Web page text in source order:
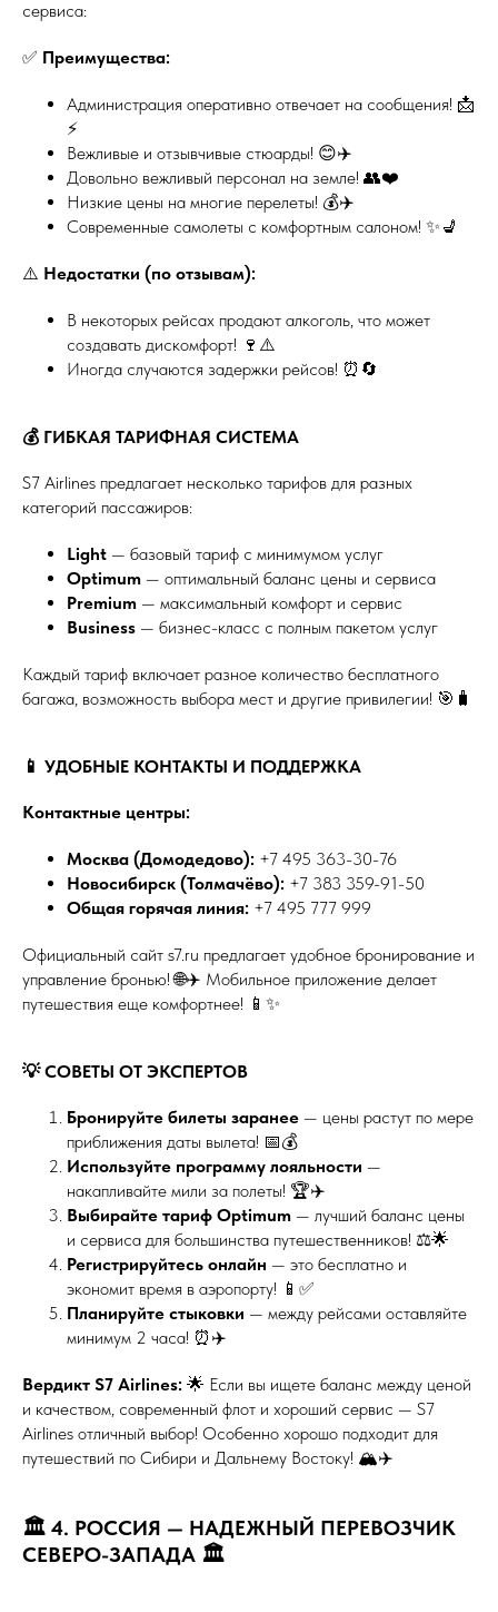
сервиса:
✅ Преимущества:
Администрация оперативно отвечает на сообщения! 📩
⚡
Вежливые и отзывчивые стюарды! 😊✈️
Довольно вежливый персонал на земле! 👥❤️
Низкие цены на многие перелеты! 💰✈️
Современные самолеты с комфортным салоном! ✨💺
⚠️ Недостатки (по отзывам):
В некоторых рейсах продают алкоголь, что может
создавать дискомфорт! 🍷⚠️
Иногда случаются задержки рейсов! ⏰🔄
💰 ГИБКАЯ ТАРИФНАЯ СИСТЕМА
S7 Airlines предлагает несколько тарифов для разных
категорий пассажиров:
Light — базовый тариф с минимумом услуг
Optimum — оптимальный баланс цены и сервиса
Premium — максимальный комфорт и сервис
Business — бизнес-класс с полным пакетом услуг
Каждый тариф включает разное количество бесплатного
багажа, возможность выбора мест и другие привилегии! 🎯🧳
📱 УДОБНЫЕ КОНТАКТЫ И ПОДДЕРЖКА
Контактные центры:
Москва (Домодедово): +7 495 363-30-76
Новосибирск (Толмачёво): +7 383 359-91-50
Общая горячая линия: +7 495 777 999
Официальный сайт s7.ru предлагает удобное бронирование и
управление бронью! 🌐✈️ Мобильное приложение делает
путешествия еще комфортнее! 📱✨
💡 СОВЕТЫ ОТ ЭКСПЕРТОВ
Бронируйте билеты заранее — цены растут по мере
приближения даты вылета! 📅💰
Используйте программу лояльности —
накапливайте мили за полеты! 🏆✈️
Выбирайте тариф Optimum — лучший баланс цены
и сервиса для большинства путешественников! ⚖️🌟
Регистрируйтесь онлайн — это бесплатно и
экономит время в аэропорту! 📱✅
Планируйте стыковки — между рейсами оставляйте
минимум 2 часа! ⏰✈️
Вердикт S7 Airlines: 🌟 Если вы ищете баланс между ценой
и качеством, современный флот и хороший сервис — S7
Airlines отличный выбор! Особенно хорошо подходит для
путешествий по Сибири и Дальнему Востоку! 🏔️✈️
🏛️ 4. РОССИЯ — НАДЕЖНЫЙ ПЕРЕВОЗЧИК
СЕВЕРО-ЗАПАДА 🏛️